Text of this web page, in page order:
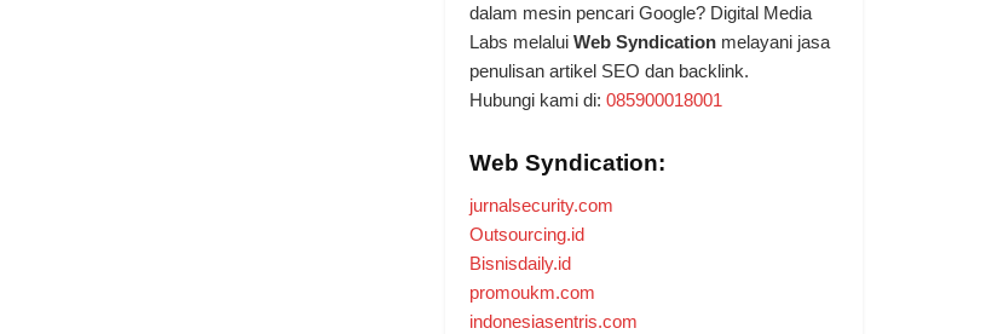
dalam mesin pencari Google? Digital Media
Labs melalui Web Syndication melayani jasa
penulisan artikel SEO dan backlink.
Hubungi kami di: 085900018001
Web Syndication:
jurnalsecurity.com
Outsourcing.id
Bisnisdaily.id
promoukm.com
indonesiasentris.com